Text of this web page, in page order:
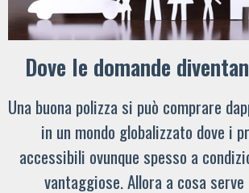
Dove le domande
Una buona polizza si può comprare
in un mondo globalizzato dove i
accessibili ovunque spesso a
vantaggiose. Allora a cosa